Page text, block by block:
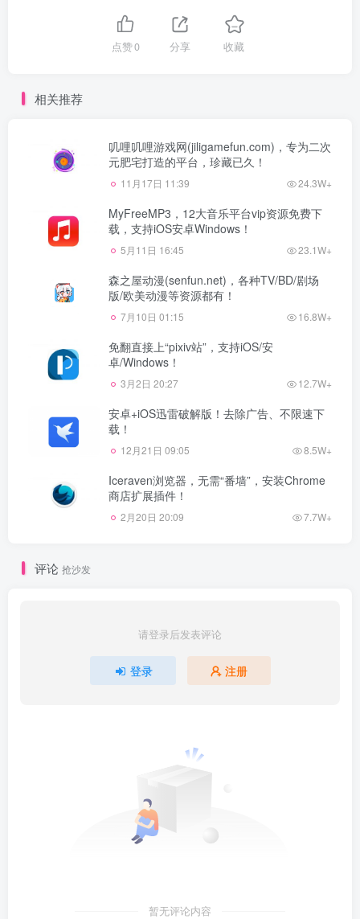
点赞0 分享 收藏
相关推荐
叽哩叽哩游戏网(jiligamefun.com)，专为二次
元肥宅打造的平台，珍藏已久！
11月17日 11:39 24.3W+
MyFreeMP3，12大音乐平台vip资源免费下
载，支持iOS安卓Windows！
5月11日 16:45 23.1W+
森之屋动漫(senfun.net)，各种TV/BD/剧场
版/欧美动漫等资源都有！
7月10日 01:15 16.8W+
免翻直接上“pixiv站”，支持iOS/安
卓/Windows！
3月2日 20:27 12.7W+
安卓+iOS迅雷破解版！去除广告、不限速下
载！
12月21日 09:05 8.5W+
Iceraven浏览器，无需“番墙”，安装Chrome
商店扩展插件！
2月20日 20:09 7.7W+
评论 抢沙发
请登录后发表评论
登录 注册
暂无评论内容